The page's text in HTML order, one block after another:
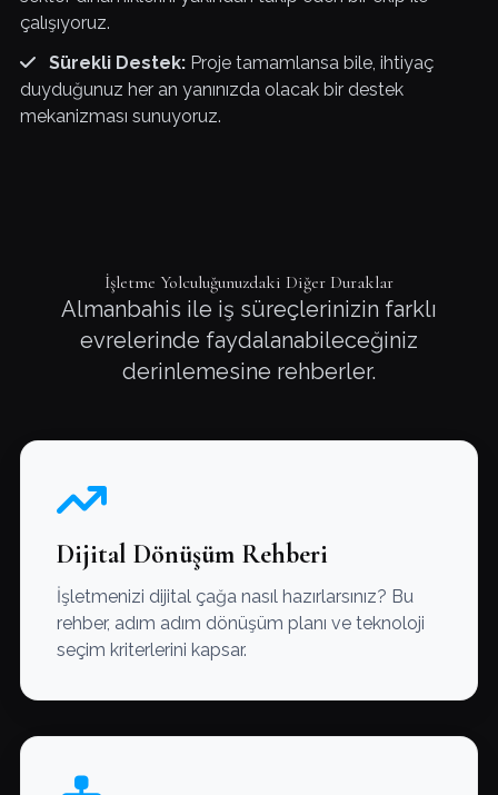
çalışıyoruz.
Sürekli Destek:Proje tamamlansa bile, ihtiyaç
duyduğunuz her an yanınızda olacak bir destek
mekanizması sunuyoruz.
İşletme Yolculuğunuzdaki Diğer Duraklar
Almanbahis ile iş süreçlerinizin farklı
evrelerinde faydalanabileceğiniz
derinlemesine rehberler.
Dijital Dönüşüm Rehberi
İşletmenizi dijital çağa nasıl hazırlarsınız? Bu
rehber, adım adım dönüşüm planı ve teknoloji
seçim kriterlerini kapsar.